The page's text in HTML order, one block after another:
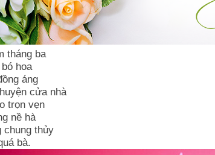
tháng ba
hoa
áng
cửa nhà
trọn vẹn
nề hà
chung thủy
bà.